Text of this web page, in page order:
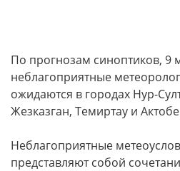
По прогнозам синоптиков, 9
неблагоприятные
ожидаются в городах Нур-
Жезказган, Темиртау и
Неблагоприятные
представляют собой